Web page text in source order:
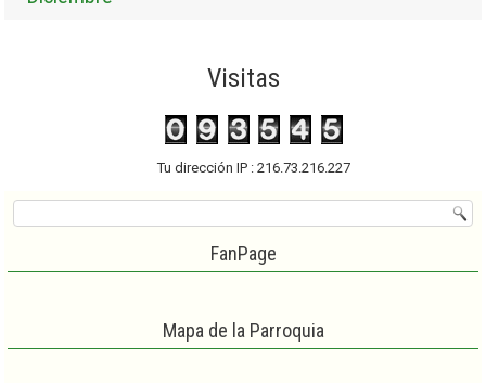
Visitas
Tu dirección IP : 216.73.216.227
FanPage
Mapa de la Parroquia